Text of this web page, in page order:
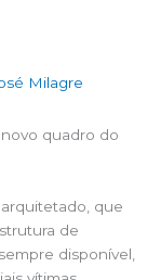
Milagre
novo quadro do
que
de
disponível,